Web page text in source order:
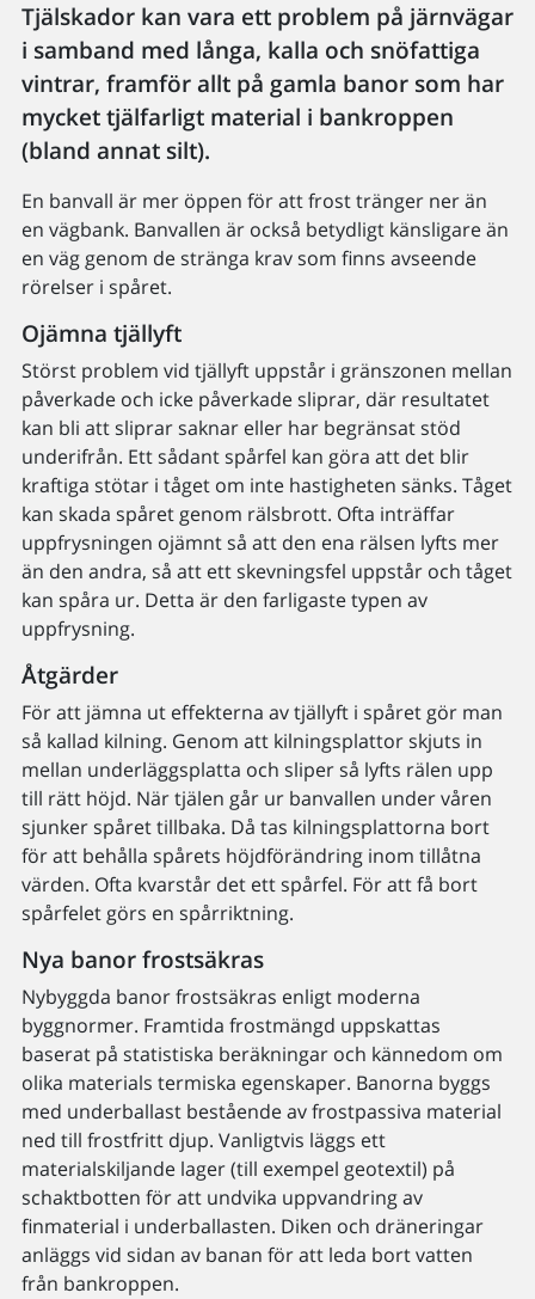
Tjälskador kan vara ett problem på järnvägar
i samband med långa, kalla och snöfattiga
vintrar, framför allt på gamla banor som har
mycket tjälfarligt material i bankroppen
(bland annat silt).
En banvall är mer öppen för att frost tränger ner än
en vägbank. Banvallen är också betydligt känsligare än
en väg genom de stränga krav som finns avseende
rörelser i spåret.
Ojämna tjällyft
Störst problem vid tjällyft uppstår i gränszonen mellan
påverkade och icke påverkade sliprar, där resultatet
kan bli att sliprar saknar eller har begränsat stöd
underifrån. Ett sådant spårfel kan göra att det blir
kraftiga stötar i tåget om inte hastigheten sänks. Tåget
kan skada spåret genom rälsbrott. Ofta inträffar
uppfrysningen ojämnt så att den ena rälsen lyfts mer
än den andra, så att ett skevningsfel uppstår och tåget
kan spåra ur. Detta är den farligaste typen av
uppfrysning.
Åtgärder
För att jämna ut effekterna av tjällyft i spåret gör man
så kallad kilning. Genom att kilningsplattor skjuts in
mellan underläggsplatta och sliper så lyfts rälen upp
till rätt höjd. När tjälen går ur banvallen under våren
sjunker spåret tillbaka. Då tas kilningsplattorna bort
för att behålla spårets höjdförändring inom tillåtna
värden. Ofta kvarstår det ett spårfel. För att få bort
spårfelet görs en spårriktning.
Nya banor frostsäkras
Nybyggda banor frostsäkras enligt moderna
byggnormer. Framtida frostmängd uppskattas
baserat på statistiska beräkningar och kännedom om
olika materials termiska egenskaper. Banorna byggs
med underballast bestående av frostpassiva material
ned till frostfritt djup. Vanligtvis läggs ett
materialskiljande lager (till exempel geotextil) på
schaktbotten för att undvika uppvandring av
finmaterial i underballasten. Diken och dräneringar
anläggs vid sidan av banan för att leda bort vatten
från bankroppen.